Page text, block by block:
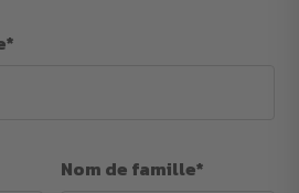
Nom de famille*